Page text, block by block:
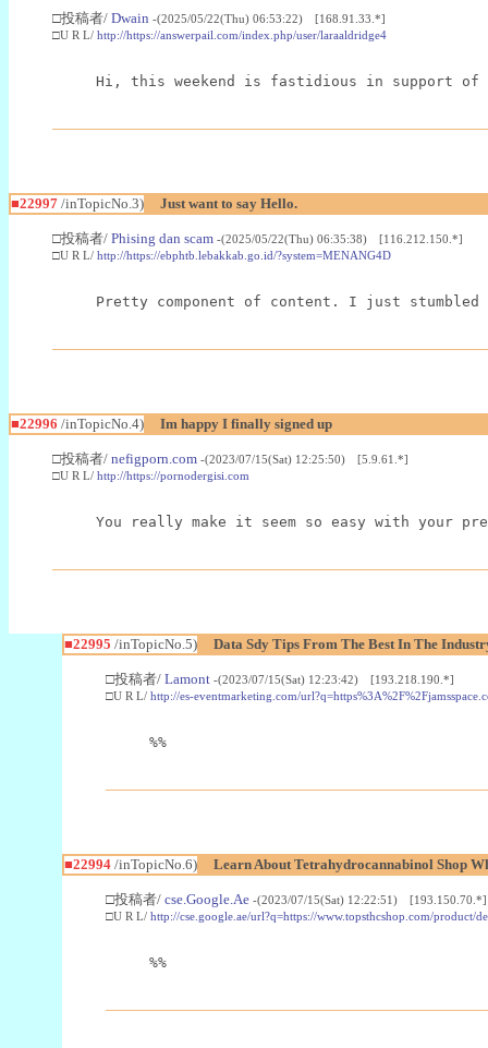
□投稿者/ Dwain -(2025/05/22(Thu) 06:53:22) [168.91.33.*]
□U R L/ http://https://answerpail.com/index.php/user/laraaldridge4
Hi, this weekend is fastidious in support of
■22997 /inTopicNo.3) Just want to say Hello.
□投稿者/ Phising dan scam -(2025/05/22(Thu) 06:35:38) [116.212.150.*]
□U R L/ http://https://ebphtb.lebakkab.go.id/?system=MENANG4D
Pretty component of content. I just
■22996 /inTopicNo.4) Im happy I finally signed up
□投稿者/ nefigporn.com -(2023/07/15(Sat) 12:25:50) [5.9.61.*]
□U R L/ http://https://pornodergisi.com
You really make it seem so easy with your
■22995 /inTopicNo.5) Data Sdy Tips From The Best In The
□投稿者/ Lamont -(2023/07/15(Sat) 12:23:42) [193.218.190.*]
□U R L/ http://es-eventmarketing.com/
%%
■22994/inTopicNo.6) Learn About Tetrahydrocannabinol Shop
□投稿者/ cse.Google.Ae -(2023/07/15(Sat) 12:22:51) [193.150.70.*]
□U R L/ http://cse.google.ae/url?q=https://www.topsthcshop.com/
%%